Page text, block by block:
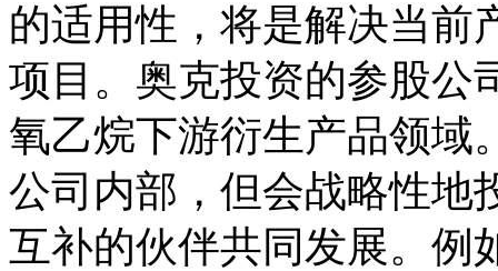
的适用性，将是解决当前
项目。奥克投资的参股公
氧乙烷下游衍生产品领域
公司内部，但会战略性地
互补的伙伴共同发展。例